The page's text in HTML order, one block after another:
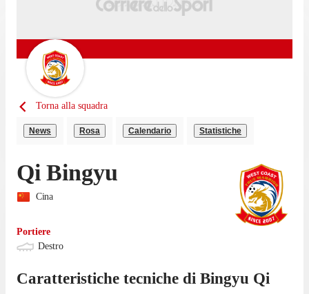
Torna alla squadra
News Rosa Calendario Statistiche
Qi Bingyu
Cina
Portiere
Destro
Caratteristiche tecniche di Bingyu Qi